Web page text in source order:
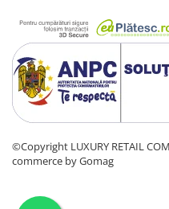
©Copyright LUXURY RETAIL
commerce by Gomag